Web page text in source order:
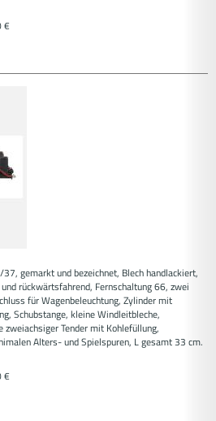
€
gemarkt und bezeichnet, Blech handlackiert,
rückwärtsfahrend, Fernschaltung 66, zwei
für Wagenbeleuchtung, Zylinder mit
Schubstange, kleine Windleitbleche,
Tender mit Kohlefüllung,
Alters- und Spielspuren, L gesamt 33 cm.
€